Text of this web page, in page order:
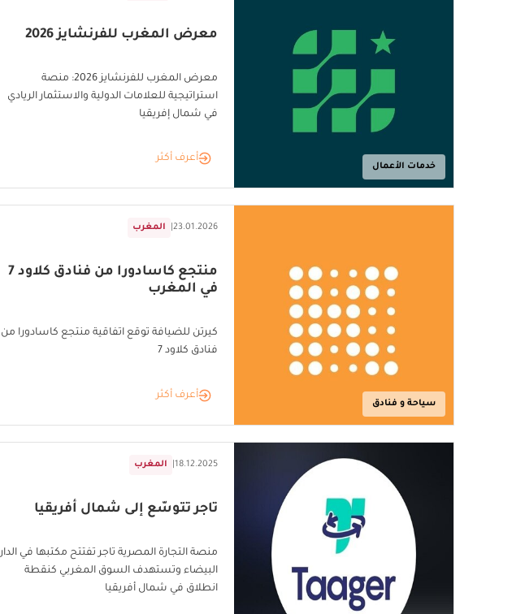
خدمات الأعمال
معرض المغرب للفرنشايز 2026
معرض المغرب للفرنشايز 2026: منصة
استراتيجية للعلامات الدولية والاستثمار الريادي
في شمال إفريقيا
أعرف أكثر
سياحة و فنادق
المغرب 23.01.2026
منتجع كاسادورا من فنادق كلاود 7
في المغرب
كيرتن للضيافة توقع اتفاقية منتجع كاسادورا من
فنادق كلاود 7
أعرف أكثر
المغرب 18.12.2025
تاجر تتوسّع إلى شمال أفريقيا
منصة التجارة المصرية تاجر تفتتح مكتبها في الدار
البيضاء وتستهدف السوق المغربي كنقطة
انطلاق في شمال أفريقيا